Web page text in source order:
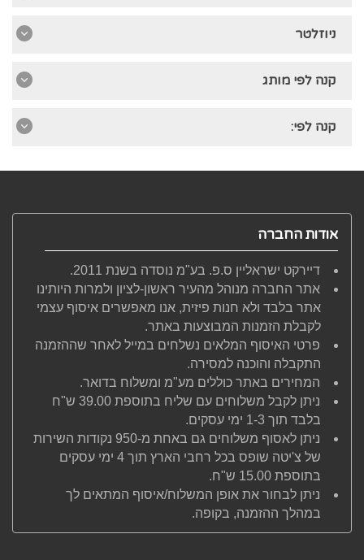
ניוזלטר
קנה לפי מותג
קנה לפי:
אודות החברה
דיירקט ישראליין ס.פ. בע"מ נוסדה בשנת 2011.
אתר החברה מנוהל מהעיר ראשון-לציון ולמרות היותינו
אתר בלבד ולא חנות פיזית, אנו מאפשרים איסוף עצמי
לקבלת הזמנות המבוצעות באתר.
פרטי האיסוף המלאים נשלחים במייל לאחר שההזמנה
התקבלה והוכנה למסירה.
המחירים באתר כוללים מע"מ ומשלוח בדואר.
ניתן לקבל משלוחים עם שליח בתוספת 39.00 ש"ח
בלבד תוך 1-3 ימי עסקים.
ניתן לאסוף משלוחים גם באחת מ-950 נקודות השירות
של צ'יטה שופס בכל רחבי הארץ תוך 4 ימי עסקים
בתוספת 15.00 ש"ח.
ניתן לבחור את אופן המשלוח/איסוף המתאים לך
במהלך ההזמנה, בקופה.